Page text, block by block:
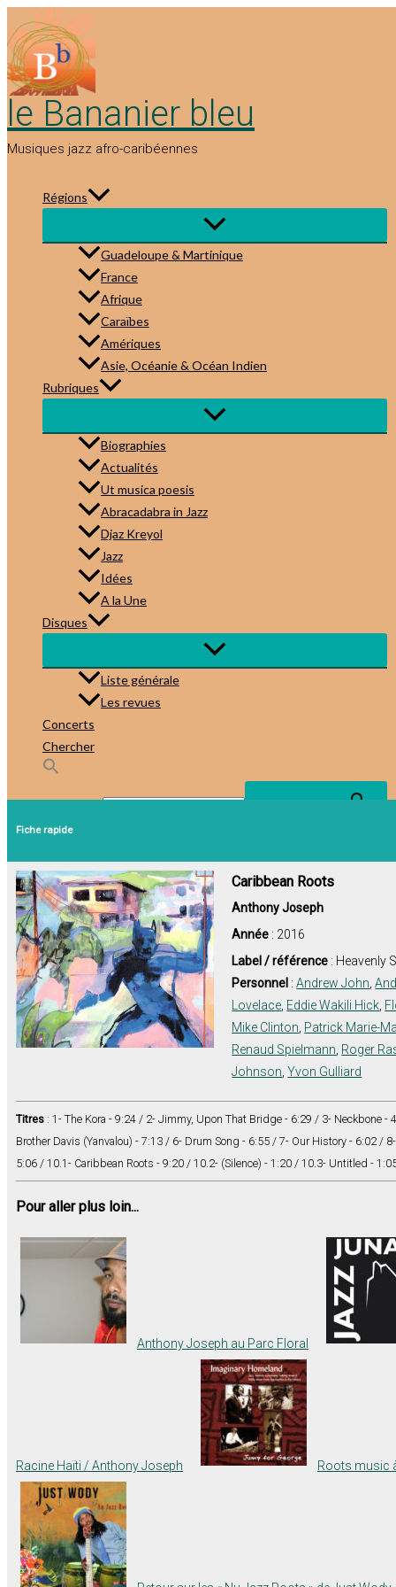
au
contenu
le Bananier bleu
Musiques jazz afro-caribéennes
Régions
Guadeloupe & Martinique
France
Afrique
Caraïbes
Amériques
Asie, Océanie & Océan Indien
Rubriques
Biographies
Actualités
Ut musica poesis
Abracadabra in Jazz
Djaz Kreyol
Jazz
Idées
A la Une
Disques
Liste générale
Les revues
Concerts
Chercher
Search Button
Fiche rapide
Caribbean Roots
Anthony Joseph
Année : 2016
Label / référence : Heavenly
Personnel :Andrew John ,
Lovelace Eddie Wakili Hick
Mike Clinton Patrick Marie-
Renaud Spielmann Roger
Johnson ,Yvon Gulliard
Titres : 1- The Kora - 9:24 / 2- Jimmy, Upon That Bridge - 6:29 / 3- Neckbone -
Brother Davis (Yanvalou) - 7:13 / 6- Drum Song - 6:55 / 7- Our History - 6:02 /
5:06 / 10.1- Caribbean Roots - 9:20 / 10.2- (Silence) - 1:20 / 10.3- Untitled -
Pour aller plus loin...
Anthony Joseph au Parc Floral
Racine Haïti / Anthony Joseph Roots music